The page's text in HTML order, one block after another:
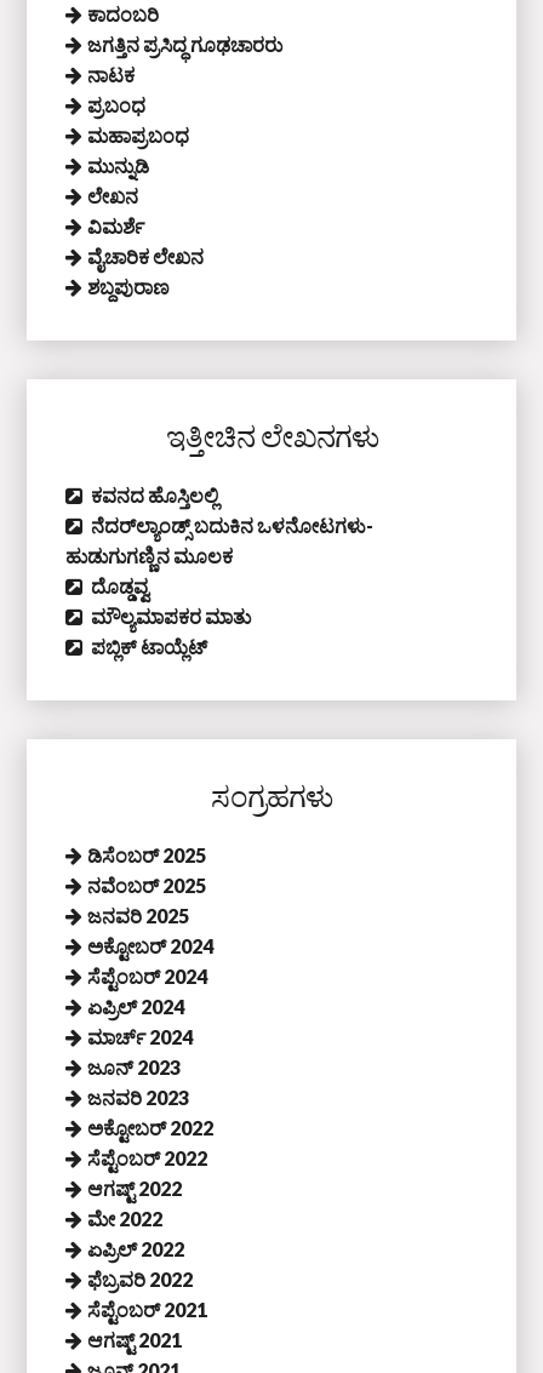
ಕಾದಂಬರಿ
ಜಗತ್ತಿನ ಪ್ರಸಿದ್ಧ ಗೂಢಚಾರರು
ನಾಟಕ
ಪ್ರಬಂಧ
ಮಹಾಪ್ರಬಂಧ
ಮುನ್ನುಡಿ
ಲೇಖನ
ವಿಮರ್ಶೆ
ವೈಚಾರಿಕ ಲೇಖನ
ಶಬ್ದಪುರಾಣ
ಇತ್ತೀಚಿನ ಲೇಖನಗಳು
ಕವನದ ಹೊಸ್ತಿಲಲ್ಲಿ
ನೆದರ್‌ಲ್ಯಾಂಡ್ಸ್‌ ಬದುಕಿನ ಒಳನೋಟಗಳು-
ಹುಡುಗುಗಣ್ಣಿನ ಮೂಲಕ
ದೊಡ್ಡವ್ವ
ಮೌಲ್ಯಮಾಪಕರ ಮಾತು
ಪಬ್ಲಿಕ್‌ ಟಾಯ್ಲೆಟ್‌
ಸಂಗ್ರಹಗಳು
ಡಿಸೆಂಬರ್ 2025
ನವೆಂಬರ್ 2025
ಜನವರಿ 2025
ಅಕ್ಟೋಬರ್ 2024
ಸೆಪ್ಟೆಂಬರ್ 2024
ಏಪ್ರಿಲ್ 2024
ಮಾರ್ಚ್ 2024
ಜೂನ್ 2023
ಜನವರಿ 2023
ಅಕ್ಟೋಬರ್ 2022
ಸೆಪ್ಟೆಂಬರ್ 2022
ಆಗಷ್ಟ್ 2022
ಮೇ 2022
ಏಪ್ರಿಲ್ 2022
ಫೆಬ್ರವರಿ 2022
ಸೆಪ್ಟೆಂಬರ್ 2021
ಆಗಷ್ಟ್ 2021